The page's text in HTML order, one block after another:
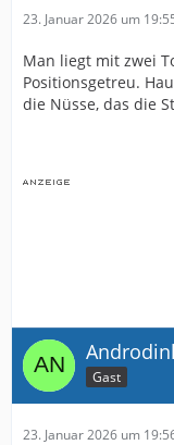
23. Januar 2026 um
Man liegt mit zwei
Positionsgetreu.
die Nüsse, das die
Gast
23. Januar 2026 um